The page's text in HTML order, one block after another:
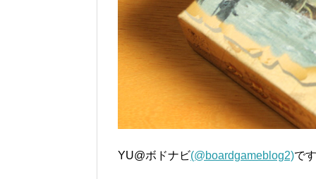
YU@ボドナビ(@boardgameblog2)で